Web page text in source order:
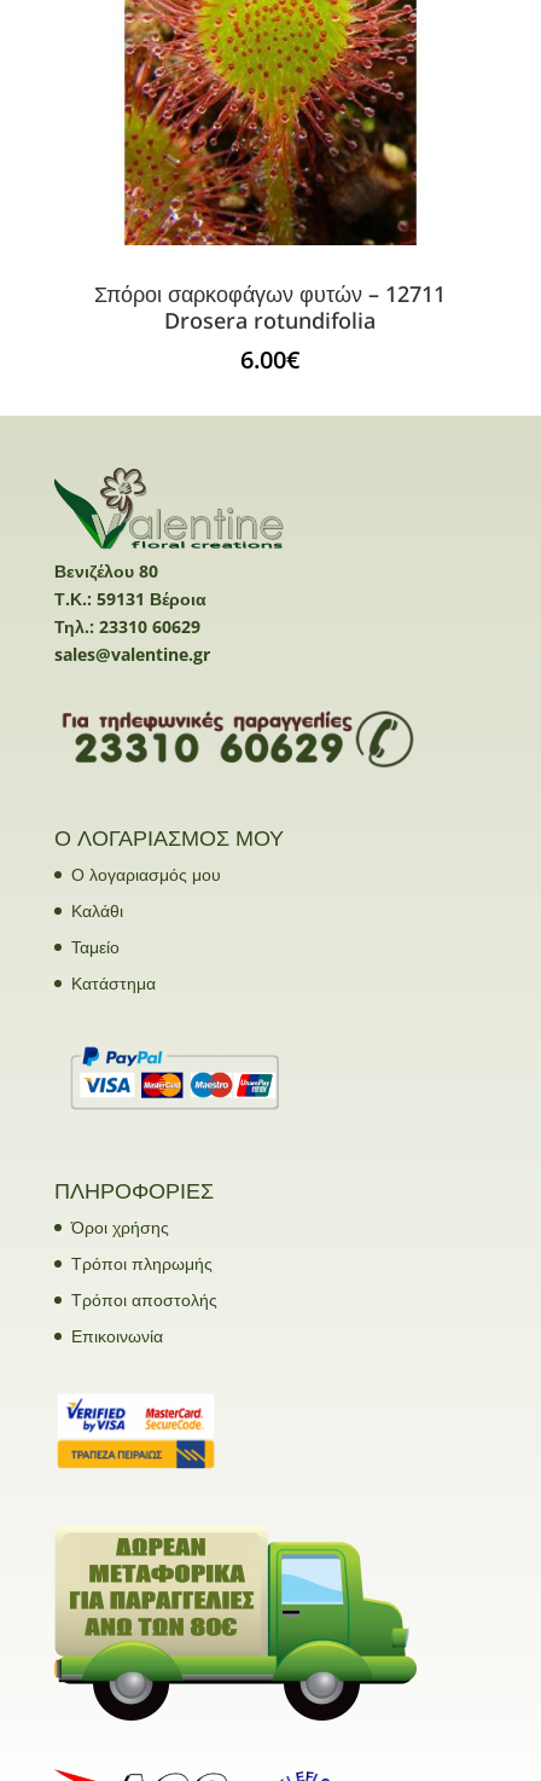
Σπόροι σαρκοφάγων φυτών – 12711
Drosera rotundifolia
6.00€
Βενιζέλου 80
Τ.Κ.: 59131 Βέροια
Τηλ.: 23310 60629
sales@valentine.gr
Ο ΛΟΓΑΡΙΑΣΜΟΣ ΜΟΥ
Ο λογαριασμός μου
Καλάθι
Ταμείο
Κατάστημα
ΠΛΗΡΟΦΟΡΙΕΣ
Όροι χρήσης
Τρόποι πληρωμής
Τρόποι αποστολής
Επικοινωνία